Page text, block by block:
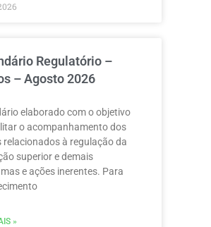
Regulatório –
– Agosto 2026
elaborado com o objetivo
o acompanhamento dos
relacionados à regulação da
superior e demais
e ações inerentes. Para
»